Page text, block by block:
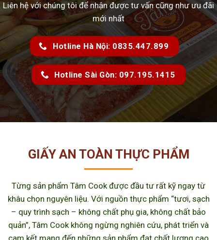
Liên hệ với chúng tôi để nhận được tư vấn cũng như ưu đãi
mới nhất
Hotline Hà Nội: 0835.447.899
Hotline Sài Gòn: 097.195.1415
GIẤY AN TOÀN THỰC PHẨM
Từng sản phẩm Tâm Cook được đầu tư rất kỹ ngay từ
khâu chọn nguyên liệu. Với nguồn thực phẩm “tươi, sạch
– quy trình sạch – không chất phụ gia, không chất bảo
quản”, Tâm Cook không ngừng nghiên cứu, phát triển và